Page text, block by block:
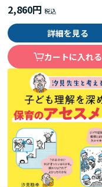
2,860円
詳細を見る
カートに入れる